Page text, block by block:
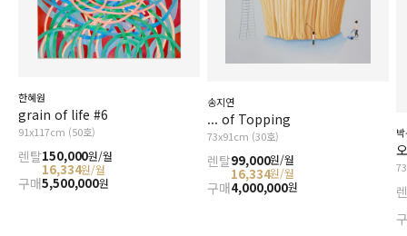
한혜원
grain of life #6
91x117cm (50호)
렌탈150,000원/월
16,334원/월
구매5,500,000원
송지연
... of Topping
73x91cm (30호)
렌탈99,000원/월
16,334원/월
구매4,000,000원